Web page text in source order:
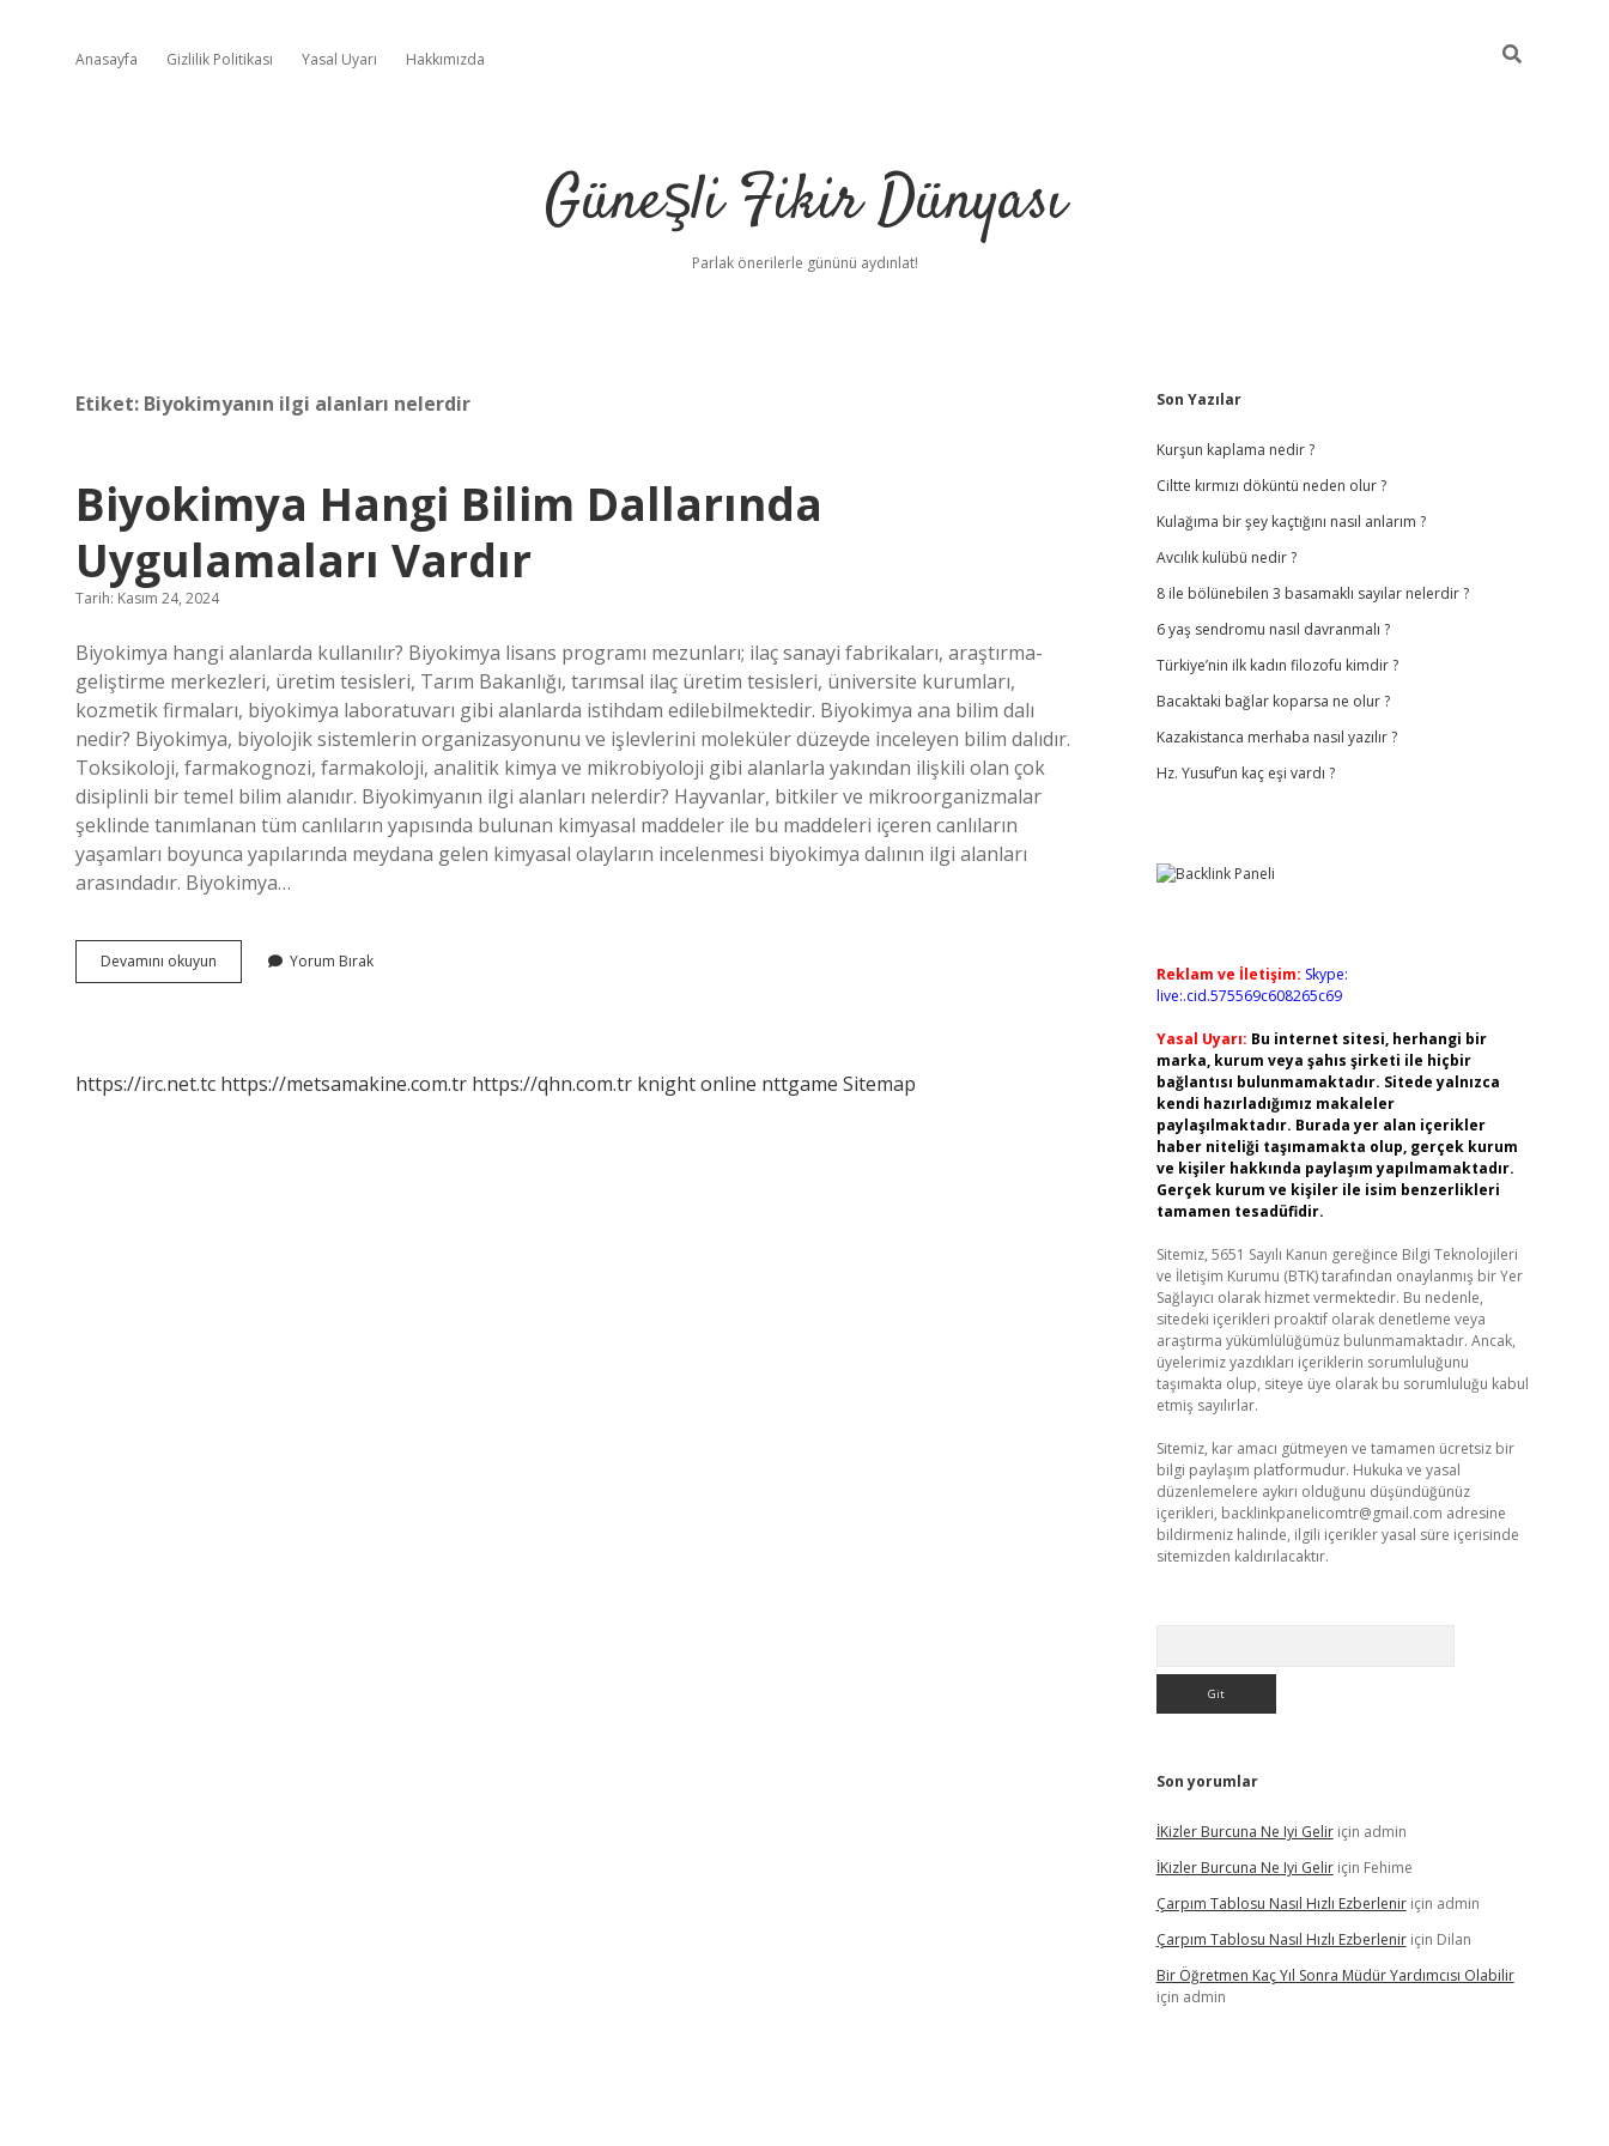
Anasayfa Gizlilik Politikası Yasal Uyarı Hakkımızda
Güneşli Fikir Dünyası
Parlak önerilerle gününü aydınlat!
Etiket: Biyokimyanın ilgi alanları nelerdir
Biyokimya Hangi Bilim Dallarında
Uygulamaları Vardır
Tarih: Kasım 24, 2024
Biyokimya hangi alanlarda kullanılır? Biyokimya lisans programı mezunları; ilaç sanayi fabrikaları, araştırma-
geliştirme merkezleri, üretim tesisleri, Tarım Bakanlığı, tarımsal ilaç üretim tesisleri, üniversite kurumları,
kozmetik firmaları, biyokimya laboratuvarı gibi alanlarda istihdam edilebilmektedir. Biyokimya ana bilim dalı
nedir? Biyokimya, biyolojik sistemlerin organizasyonunu ve işlevlerini moleküler düzeyde inceleyen bilim dalıdır.
Toksikoloji, farmakognozi, farmakoloji, analitik kimya ve mikrobiyoloji gibi alanlarla yakından ilişkili olan çok
disiplinli bir temel bilim alanıdır. Biyokimyanın ilgi alanları nelerdir? Hayvanlar, bitkiler ve mikroorganizmalar
şeklinde tanımlanan tüm canlıların yapısında bulunan kimyasal maddeler ile bu maddeleri içeren canlıların
yaşamları boyunca yapılarında meydana gelen kimyasal olayların incelenmesi biyokimya dalının ilgi alanları
arasındadır. Biyokimya…
Devamını okuyun Biyokimya
Hangi
Yorum Bırak
https://irc.net.tc https://metsamakine.com.tr https://qhn.com.tr knight online nttgame Sitemap
Sidebar
Son Yazılar
Kurşun kaplama nedir ?
Ciltte kırmızı döküntü neden olur ?
Kulağıma bir şey kaçtığını nasıl anlarım ?
Avcılık kulübü nedir ?
8 ile bölünebilen 3 basamaklı sayılar nelerdir ?
6 yaş sendromu nasıl davranmalı ?
Türkiye’nin ilk kadın filozofu kimdir ?
Bacaktaki bağlar koparsa ne olur ?
Kazakistanca merhaba nasıl yazılır ?
Hz. Yusuf’un kaç eşi vardı ?
Reklam ve İletişim: Skype:
live:.cid.575569c608265c69
Yasal Uyarı: Bu internet sitesi, herhangi bir
marka, kurum veya şahıs şirketi ile hiçbir
bağlantısı bulunmamaktadır. Sitede yalnızca
kendi hazırladığımız makaleler
paylaşılmaktadır. Burada yer alan içerikler
haber niteliği taşımamakta olup, gerçek kurum
ve kişiler hakkında paylaşım yapılmamaktadır.
Gerçek kurum ve kişiler ile isim benzerlikleri
tamamen tesadüfidir.
Sitemiz, 5651 Sayılı Kanun gereğince Bilgi Teknolojileri
ve İletişim Kurumu (BTK) tarafından onaylanmış bir Yer
Sağlayıcı olarak hizmet vermektedir. Bu nedenle,
sitedeki içerikleri proaktif olarak denetleme veya
araştırma yükümlülüğümüz bulunmamaktadır. Ancak,
üyelerimiz yazdıkları içeriklerin sorumluluğunu
taşımakta olup, siteye üye olarak bu sorumluluğu kabul
etmiş sayılırlar.
Sitemiz, kar amacı gütmeyen ve tamamen ücretsiz bir
bilgi paylaşım platformudur. Hukuka ve yasal
düzenlemelere aykırı olduğunu düşündüğünüz
içerikleri, backlinkpanelicomtr@gmail.com adresine
bildirmeniz halinde, ilgili içerikler yasal süre içerisinde
sitemizden kaldırılacaktır.
Son yorumlar
İKizler Burcuna Ne Iyi Geliriçin admin
İKizler Burcuna Ne Iyi Geliriçin Fehime
Çarpım Tablosu Nasıl Hızlı Ezberleniriçin admin
Çarpım Tablosu Nasıl Hızlı Ezberleniriçin Dilan
Bir Öğretmen Kaç Yıl Sonra Müdür Yardımcısı Olabilir
için admin
ilbethiltonbet